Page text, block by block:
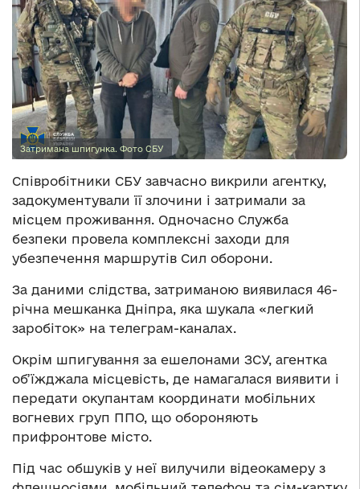
Затримана шпигунка. Фото СБУ
Співробітники СБУ завчасно викрили агентку,
задокументували її злочини і затримали за
місцем проживання. Одночасно Служба
безпеки провела комплексні заходи для
убезпечення маршрутів Сил оборони.
За даними слідства, затриманою виявилася 46-
річна мешканка Дніпра, яка шукала «легкий
заробіток» на телеграм-каналах.
Окрім шпигування за ешелонами ЗСУ, агентка
об’їжджала місцевість, де намагалася виявити і
передати окупантам координати мобільних
вогневих груп ППО, що обороняють
прифронтове місто.
Під час обшуків у неї вилучили відеокамеру з